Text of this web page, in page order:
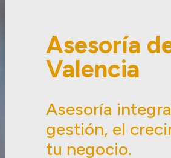
Asesoría
Valencia
Asesoría
gestión, el
tu negocio.